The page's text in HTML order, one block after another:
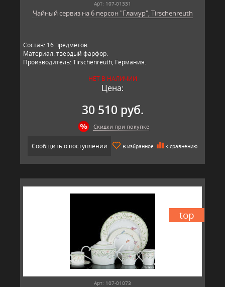
Арт: 107-01331
Чайный сервиз на 6 персон "Гламур", Tirschenreuth
Состав: 16 предметов.
Материал: твердый фарфор.
Производитель: Tirschenreuth, Германия.
НЕТ В НАЛИЧИИ
Цена:
30 510 руб.
Скидки при покупке
Сообщить о поступлении В избранное К сравнению
top
Арт: 107-01073